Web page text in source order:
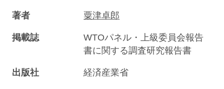
著者 粟津卓郎
掲載誌
WTOパネル・上級委員会報告
書に関する調査研究報告書
出版社 経済産業省